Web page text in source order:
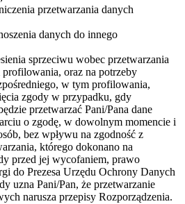
przetwarzania danych
danych do innego
sprzeciwu wobec przetwarzania
oraz na potrzeby
w tym profilowania,
zgody w przypadku, gdy
przetwarzać Pani/Pana dane
o zgodę, w dowolnym momencie i
bez wpływu na zgodność z
którego dokonano na
przed jej wycofaniem, prawo
do Prezesa Urzędu Ochrony Danych
uzna Pani/Pan, że przetwarzanie
narusza przepisy Rozporządzenia.